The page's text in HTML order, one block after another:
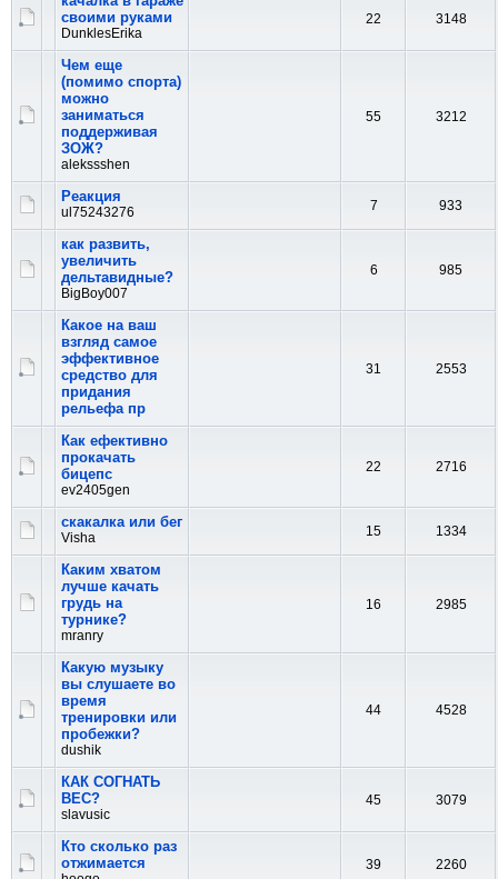
своими руками
DunklesErika
22 3148
Чем еще
(помимо спорта)
можно
заниматься
поддерживая
ЗОЖ?
alekssshen
55 3212
Реакция
ul75243276 7 933
как развить,
увеличить
дельтавидные?
BigBoy007
6 985
Какое на ваш
взгляд самое
эффективное
средство для
придания
рельефа пр
31 2553
Как ефективно
прокачать
бицепс
ev2405gen
22 2716
скакалка или бег
Visha 15 1334
Каким хватом
лучше качать
грудь на
турнике?
mranry
16 2985
Какую музыку
вы слушаете во
время
тренировки или
пробежки?
dushik
44 4528
КАК СОГНАТЬ
ВЕС?
slavusic
45 3079
Кто сколько раз
отжимается
39 2260